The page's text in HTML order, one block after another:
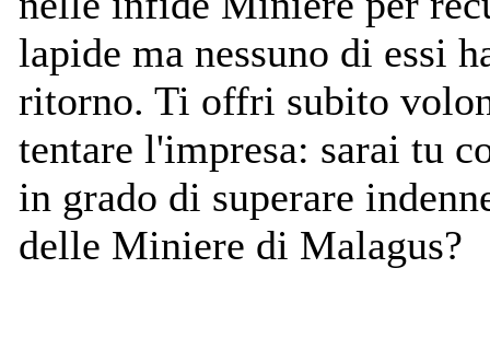
lapide ma nessuno di essi
ritorno. Ti offri subito
tentare l'impresa: sarai tu
in grado di superare
delle Miniere di Malagus?